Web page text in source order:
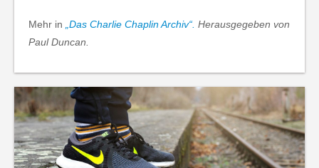
Mehr in „Das Charlie Chaplin Archiv“. Herausgegeben von
Paul Duncan.